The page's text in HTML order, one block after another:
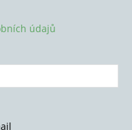
údajů